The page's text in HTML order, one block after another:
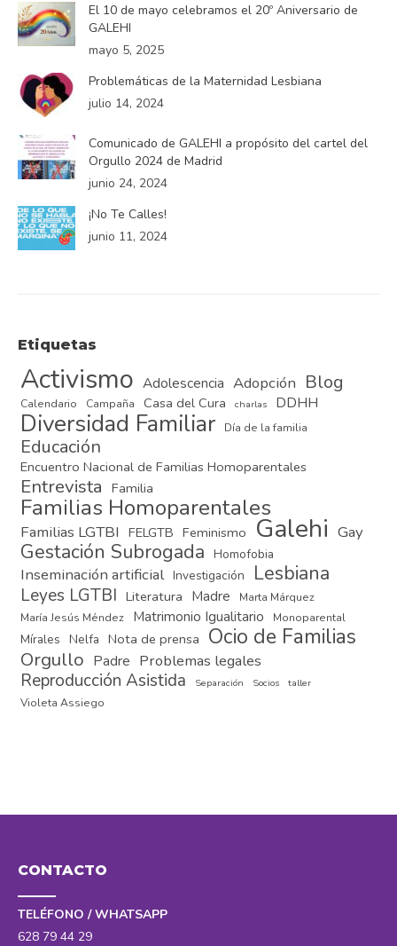
El 10 de mayo celebramos el 20º Aniversario de
GALEHI
mayo 5, 2025
Problemáticas de la Maternidad Lesbiana
julio 14, 2024
Comunicado de GALEHI a propósito del cartel del
Orgullo 2024 de Madrid
junio 24, 2024
¡No Te Calles!
junio 11, 2024
Etiquetas
Activismo Adolescencia Adopción Blog
Calendario Campaña Casa del Cura charlas DDHH
Diversidad Familiar Día de la familia
Educación
Encuentro Nacional de Familias Homoparentales
Entrevista Familia
Familias Homoparentales
Familias LGTBI FELGTB Feminismo Galehi Gay
Gestación Subrogada Homofobia
Inseminación artificial Investigación Lesbiana
Leyes LGTBI Literatura Madre
Marta Márquez
María Jesús Méndez
Matrimonio Igualitario Monoparental
Mírales Nelfa Nota de prensa Ocio de Familias
Orgullo Padre Problemas legales
Reproducción Asistida Separación Socios taller
Violeta Assiego
CONTACTO
TELÉFONO / WHATSAPP
628 79 44 29